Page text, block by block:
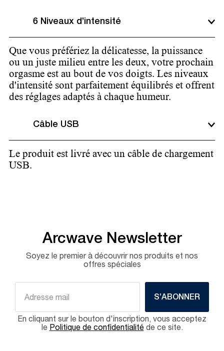
6 Niveaux d’intensité
Que vous préfériez la délicatesse, la puissance
ou un juste milieu entre les deux, votre prochain
orgasme est au bout de vos doigts. Les niveaux
d'intensité sont parfaitement équilibrés et offrent
des réglages adaptés à chaque humeur.​
Câble USB
Le produit est livré avec un câble de chargement
USB.
Arcwave Newsletter
Soyez le premier à découvrir nos produits et nos
offres spéciales
S’ABONNER
En cliquant sur le bouton d'inscription, vous acceptez
le Politique de confidentialitéde ce site.